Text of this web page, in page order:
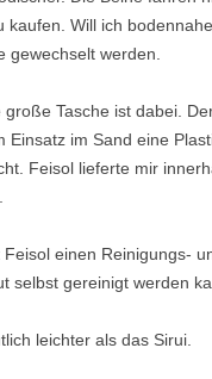
kaufen. Will ich
gewechselt werden.
Tasche ist dabei.
Einsatz im Sand eine
Feisol lieferte mir
einen Reinigungs-
selbst gereinigt werden
leichter als das Sirui.